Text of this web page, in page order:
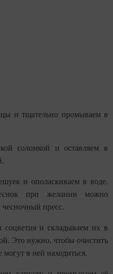
и тщательно промываем в
соломкой и оставляем в
и ополаскиваем в воде.
при желании можно
чесночный пресс.
соцветия и складываем их в
Это нужно, чтобы очистить
могут в ней находиться.